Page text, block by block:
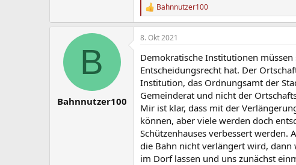
R
e
a
k
i
o
e
n
:
Bahnnutzer100
B
Bahnnutzer100
8. Okt 2021
Demokratische Institutionen
Entscheidungsrecht hat. Der
Institution, das Ordnungsamt der
Gemeinderat und nicht der
Mir ist klar, dass mit der
können, aber viele werden doch
Schützenhauses verbessert
die Bahn nicht verlängert wird, dann
im Dorf lassen und uns zunächst